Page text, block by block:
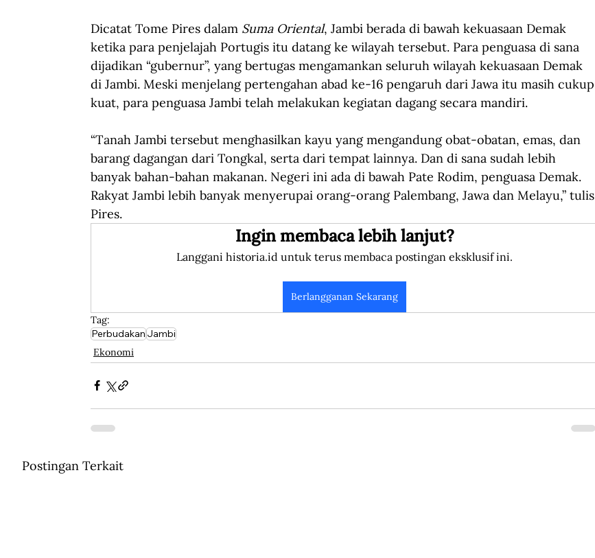
Dicatat Tome Pires dalam Suma Oriental, Jambi berada di bawah kekuasaan Demak
ketika para penjelajah Portugis itu datang ke wilayah tersebut. Para penguasa di sana
dijadikan “gubernur”, yang bertugas mengamankan seluruh wilayah kekuasaan Demak
di Jambi. Meski menjelang pertengahan abad ke-16 pengaruh dari Jawa itu masih cukup
kuat, para penguasa Jambi telah melakukan kegiatan dagang secara mandiri.
“Tanah Jambi tersebut menghasilkan kayu yang mengandung obat-obatan, emas, dan
barang dagangan dari Tongkal, serta dari tempat lainnya. Dan di sana sudah lebih
banyak bahan-bahan makanan. Negeri ini ada di bawah Pate Rodim, penguasa Demak.
Rakyat Jambi lebih banyak menyerupai orang-orang Palembang, Jawa dan Melayu,” tulis
Pires.
Ingin membaca lebih lanjut?
Langgani historia.id untuk terus membaca postingan eksklusif ini.
Berlangganan Sekarang
Tag:
PerbudakanJambi
Ekonomi
Postingan Terkait